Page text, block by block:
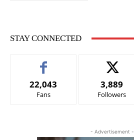
STAY CONNECTED
22,043
Fans
3,889
Followers
- Advertisement -